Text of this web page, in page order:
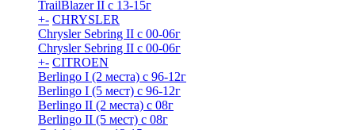
TrailBlazer II с 13-15г
+- CHRYSLER
Chrysler Sebring II с 00-06г
Chrysler Sebring II с 00-06г
+- CITROEN
Berlingo I (2 места) с 96-12г
Berlingo I (5 мест) с 96-12г
Berlingo II (2 места) с 08г
Berlingo II (5 мест) с 08г